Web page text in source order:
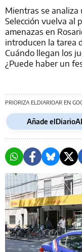
Mientras se
Selección vuelva al
amenazas en
introducen la tarea
Cuándo llegan los
¿Puede haber un
PRIORIZA ELDIARIOAR EN
Añade